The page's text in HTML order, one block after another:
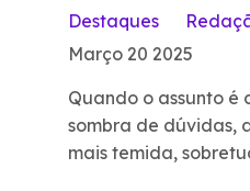
Destaques
Março 20 2025
Quando o assunto é
sombra de dúvidas,
mais temida,